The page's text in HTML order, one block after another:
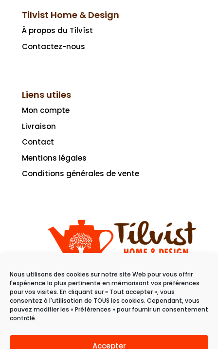
Nous utilisons des cookies sur notre site Web pour vous offrir
l'expérience la plus pertinente en mémorisant vos préférences
pour vos visites. En cliquant sur « Tout accepter », vous
consentez à l'utilisation de TOUS les cookies. Cependant, vous
pouvez modifier les « Préférences » pour fournir un consentement
contrôlé.
Accepter
Tilvist Home & Design
À propos du Tílvíst
Contactez-nous
Liens utiles
Mon compte
Livraison
Contact
Mentions légales
Conditions générales de vente
11 rue du raisin
68100 Mulhouse
Du mardi au samedi